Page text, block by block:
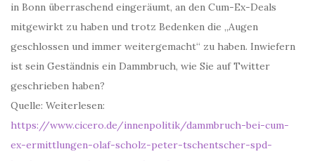
in Bonn überraschend eingeräumt, an den Cum-Ex-Deals
mitgewirkt zu haben und trotz Bedenken die „Augen
geschlossen und immer weitergemacht“ zu haben. Inwiefern
ist sein Geständnis ein Dammbruch, wie Sie auf Twitter
geschrieben haben?
Quelle: Weiterlesen:
https://www.cicero.de/innenpolitik/dammbruch-bei-cum-
ex-ermittlungen-olaf-scholz-peter-tschentscher-spd-